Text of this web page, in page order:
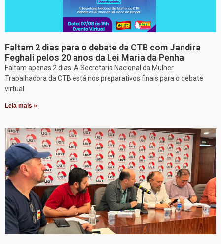
Faltam 2 dias para o debate da CTB com Jandira
Feghali pelos 20 anos da Lei Maria da Penha
Faltam apenas 2 dias. A Secretaria Nacional da Mulher
Trabalhadora da CTB está nos preparativos finais para o debate
virtual
Leia mais »